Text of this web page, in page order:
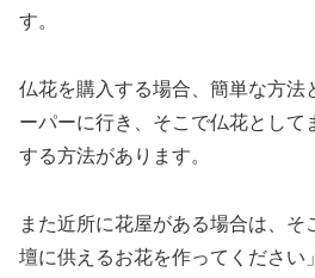
す。
仏花を購入する場合、簡単な方法
ーパーに行き、そこで仏花として
する方法があります。
また近所に花屋がある場合は、そ
壇に供えるお花を作ってください